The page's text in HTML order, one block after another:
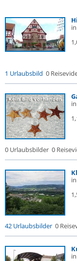
1 Urlaubsbild 0
0 Urlaubsbilder 0
42 Urlaubsbilder 0